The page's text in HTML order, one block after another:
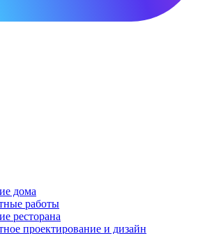
дома
работы
ресторана
проектирование и дизайн